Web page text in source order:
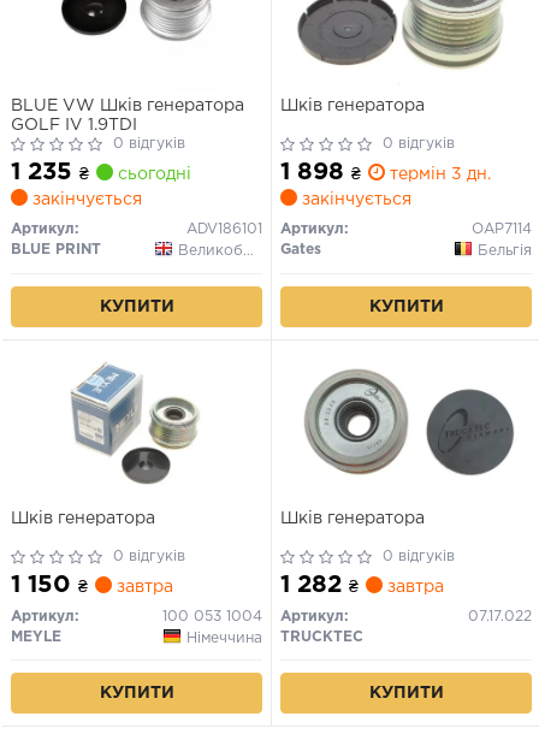
BLUE VW Шків генератора
GOLF IV 1.9TDI
0 відгуків
1 235 ₴
сьогодні
закінчується
Артикул:
ADV186101
BLUE PRINT
Великобританія
КУПИТИ
Шків генератора
0 відгуків
1 898 ₴
термін 3 дн.
закінчується
Артикул:
OAP7114
Gates
Бельгія
КУПИТИ
Шків генератора
0 відгуків
1 150 ₴ завтра
Артикул:
100 053 1004
MEYLE
Німеччина
КУПИТИ
Шків генератора
0 відгуків
1 282 ₴ завтра
Артикул:
07.17.022
TRUCKTEC
КУПИТИ